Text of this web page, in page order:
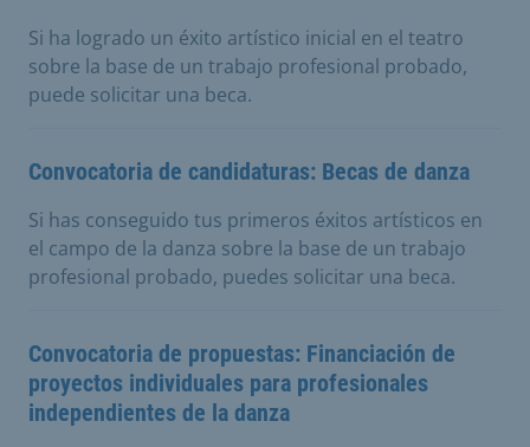
Si ha logrado un éxito artístico inicial en el teatro
sobre la base de un trabajo profesional probado,
puede solicitar una beca.
Convocatoria de candidaturas: Becas de danza
Si has conseguido tus primeros éxitos artísticos en
el campo de la danza sobre la base de un trabajo
profesional probado, puedes solicitar una beca.
Convocatoria de propuestas: Financiación de
proyectos individuales para profesionales
independientes de la danza